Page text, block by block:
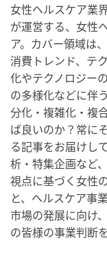
女性ヘルスケア業
が運営する、女性
ア。カバー領域は
消費トレンド、テ
化やテクノロジー
の多様化などに伴
分化・複雑化・複
ば良いのか？常に
る記事をお届けし
析・特集企画など
視点に基づく女性
と、ヘルスケア事
市場の発展に向け
の皆様の事業判断